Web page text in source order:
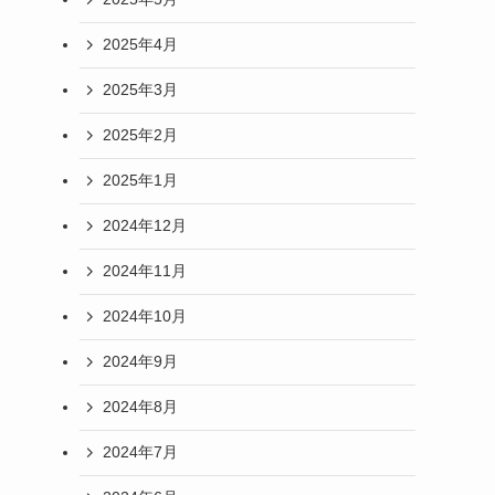
2025年4月
2025年3月
2025年2月
2025年1月
2024年12月
2024年11月
2024年10月
2024年9月
2024年8月
2024年7月